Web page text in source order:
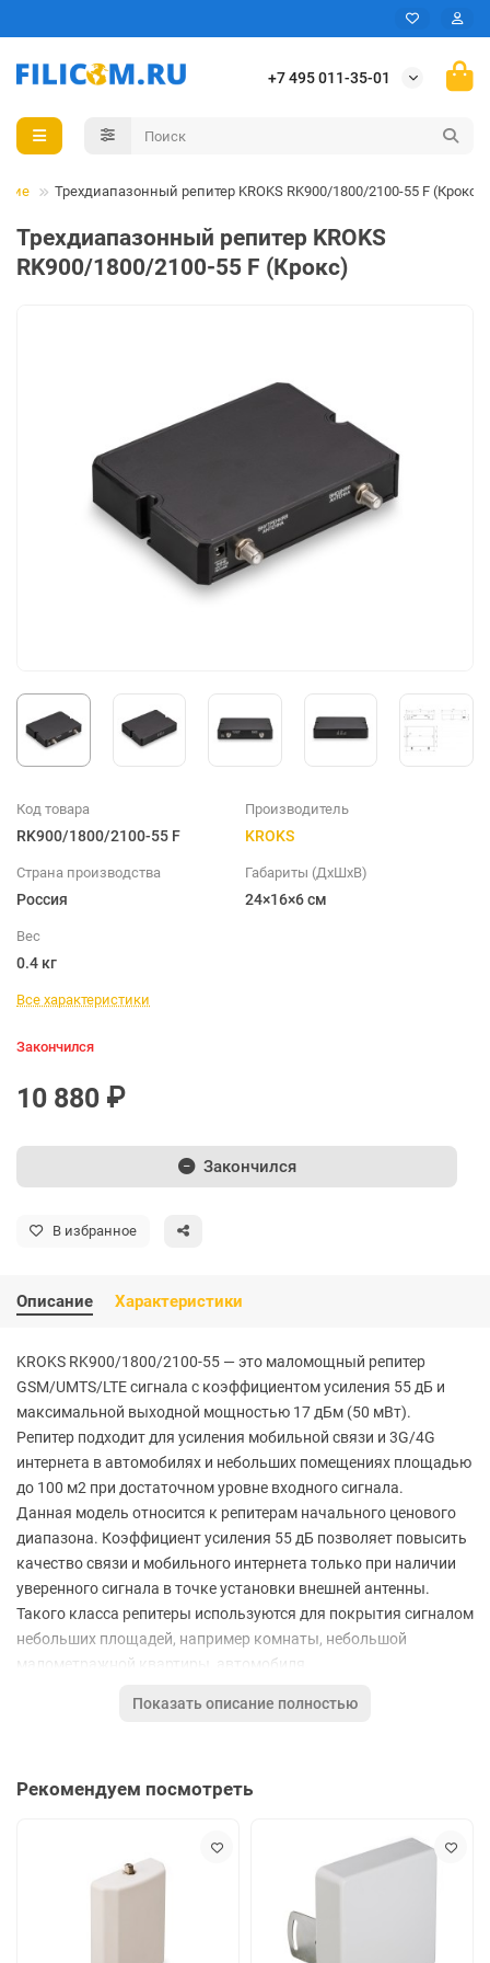
+7 495 011-35-01
Трехдиапазонный репитер KROKS RK900/1800/2100-55 F (Крокс)
Трехдиапазонный репитер KROKS
RK900/1800/2100-55 F (Крокс)
Код товара
RK900/1800/2100-55 F
Производитель
KROKS
Страна производства
Россия
Габариты (ДхШхВ)
24×16×6 см
Вес
0.4 кг
Все характеристики
Закончился
10 880 ₽
Закончился
В избранное
Описание Характеристики
KROKS RK900/1800/2100-55 — это маломощный репитер
GSM/UMTS/LTE сигнала с коэффициентом усиления 55 дБ и
максимальной выходной мощностью 17 дБм (50 мВт).
Репитер подходит для усиления мобильной связи и 3G/4G
интернета в автомобилях и небольших помещениях площадью
до 100 м2 при достаточном уровне входного сигнала.
Данная модель относится к репитерам начального ценового
диапазона. Коэффициент усиления 55 дБ позволяет повысить
качество связи и мобильного интернета только при наличии
уверенного сигнала в точке установки внешней антенны.
Такого класса репитеры используются для покрытия сигналом
небольших площадей, например комнаты, небольшой
малометражной квартиры, автомобиля.
Компактные размеры репитера позволяют спрятать его в
усиливает сигнал сотовых операторов в стандартах
связи GSM900, GSM1800, UMTS900, UMTS2100, LTE1800
Показать описание полностью
Рекомендуем посмотреть